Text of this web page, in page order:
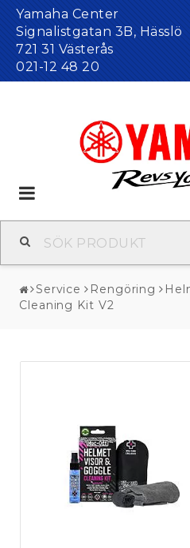
Yamaha Center
Signalistgatan 3B, Hässlö
721 31 Västerås
021-12 48 20
Toggle
navigation
Service Rengöring
Cleaning Kit V2